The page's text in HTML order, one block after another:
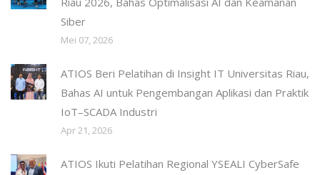
Siber
Mei 07, 2026
ATIOS Beri Pelatihan di Insight IT Universitas Riau,
Bahas AI untuk Pengembangan Aplikasi dan Praktik
IoT–SCADA Industri
Apr 21, 2026
ATIOS Ikuti Pelatihan Regional YSEALI CyberSafe